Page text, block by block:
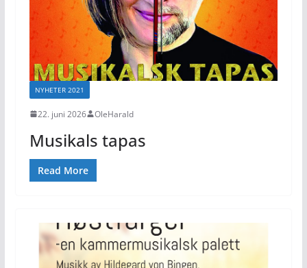
NYHETER 2021
22. juni 2026 OleHarald
Musikals tapas
Read More